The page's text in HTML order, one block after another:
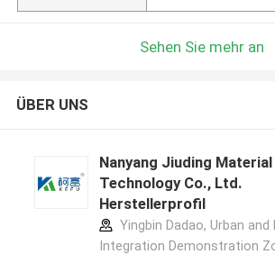
Sehen Sie mehr an
ÜBER UNS
Nanyang Jiuding Material
Technology Co., Ltd.
Herstellerprofil
Yingbin Dadao, Urban and
Integration Demonstration